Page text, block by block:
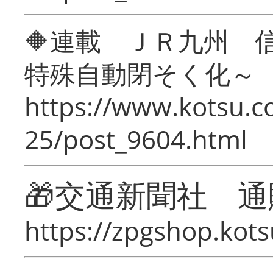
🔶連載 ＪＲ九州 信
特殊自動閉そく化～
https://
25/post_9604.html
🎁交通新聞社
https://